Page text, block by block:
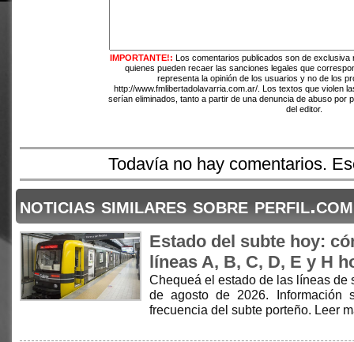
IMPORTANTE!: Los comentarios publicados son de
quienes pueden recaer las sanciones legales que
representa la opinión de los usuarios y no de los
http://www.fmlibertadolavarria.com.ar/. Los textos que violen
serían eliminados, tanto a partir de una denuncia de abuso por
del editor.
Todavía no hay comentarios.
noticias similares sobre perfil.com
Estado del subte hoy:
líneas A, B, C, D, E y H
Chequeá el estado de las líneas de
de agosto de 2026. Información
frecuencia del subte porteño. Leer